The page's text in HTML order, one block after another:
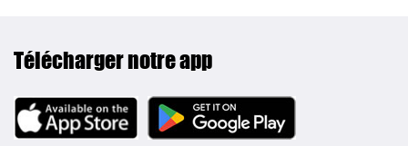
Télécharger notre app
Image Image